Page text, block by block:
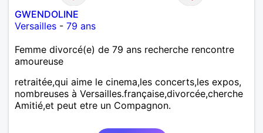
GWENDOLINE
Versailles - 79 ans
Femme divorcé(e) de 79 ans recherche rencontre
amoureuse
retraitée,qui aime le cinema,les concerts,les expos,
nombreuses à Versailles.française,divorcée,cherche
Amitié,et peut etre un Compagnon.